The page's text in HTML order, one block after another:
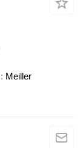
Meiller